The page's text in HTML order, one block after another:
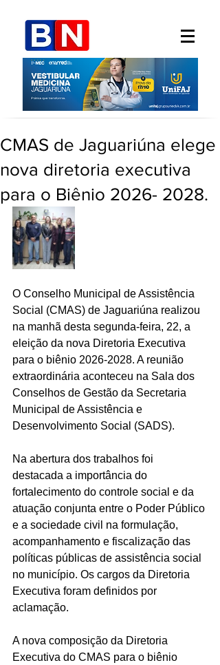
CMAS de Jaguariúna elege
nova diretoria executiva
para o Biênio 2026- 2028.
O Conselho Municipal de Assistência
Social (CMAS) de Jaguariúna realizou
na manhã desta segunda-feira, 22, a
eleição da nova Diretoria Executiva
para o biênio 2026-2028. A reunião
extraordinária aconteceu na Sala dos
Conselhos de Gestão da Secretaria
Municipal de Assistência e
Desenvolvimento Social (SADS).
Na abertura dos trabalhos foi
destacada a importância do
fortalecimento do controle social e da
atuação conjunta entre o Poder Público
e a sociedade civil na formulação,
acompanhamento e fiscalização das
políticas públicas de assistência social
no município. Os cargos da Diretoria
Executiva foram definidos por
aclamação.
A nova composição da Diretoria
Executiva do CMAS para o biênio